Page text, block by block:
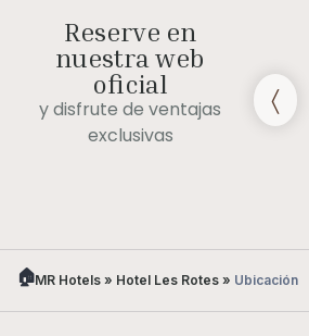
Reserve en
nuestra web
oficial
y disfrute de ventajas
exclusivas
Late check out (bajo
MR Hotels » Hotel Les Rotes » Ubicación